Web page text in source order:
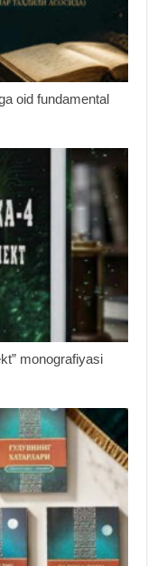
oid fundamental
monografiyasi